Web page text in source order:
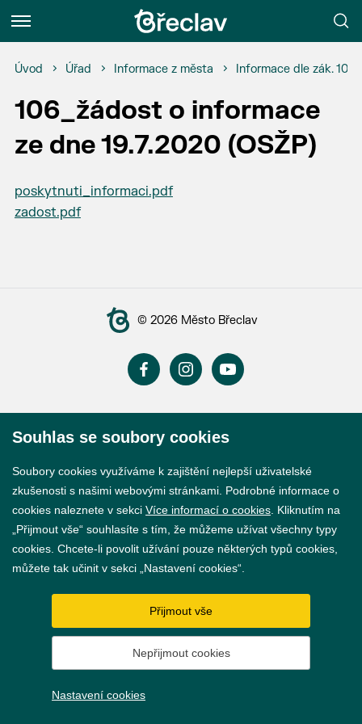
Menu
Úvod Úřad Informace z města Informace dle zák.
106_žádost o informace
ze dne 19.7.2020 (OSŽP)
poskytnuti_informaci.pdf
zadost.pdf
© 2026 Město Břeclav
Nastavení cookies
Vytvořil webProgress
Souhlas se soubory cookies
Soubory cookies využíváme k zajištění nejlepší uživatelské
zkušenosti s našimi webovými stránkami. Podrobné informace o
cookies naleznete v sekci Více informací o cookies . Kliknutím na
„Přijmout vše“ souhlasíte s tím, že můžeme užívat všechny typy
cookies. Chcete-li povolit užívání pouze některých typů cookies,
můžete tak učinit v sekci „Nastavení cookies“.
Přijmout vše
Nepřijmout cookies
Nastavení cookies